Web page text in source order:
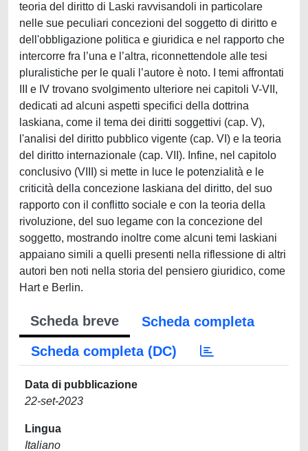
teoria del diritto di Laski ravvisandoli in particolare
nelle sue peculiari concezioni del soggetto di diritto e
dell'obbligazione politica e giuridica e nel rapporto che
intercorre fra l’una e l’altra, riconnettendole alle tesi
pluralistiche per le quali l’autore è noto. I temi affrontati
III e IV trovano svolgimento ulteriore nei capitoli V-VII,
dedicati ad alcuni aspetti specifici della dottrina
laskiana, come il tema dei diritti soggettivi (cap. V),
l'analisi del diritto pubblico vigente (cap. VI) e la teoria
del diritto internazionale (cap. VII). Infine, nel capitolo
conclusivo (VIII) si mette in luce le potenzialità e le
criticità della concezione laskiana del diritto, del suo
rapporto con il conflitto sociale e con la teoria della
rivoluzione, del suo legame con la concezione del
soggetto, mostrando inoltre come alcuni temi laskiani
appaiano simili a quelli presenti nella riflessione di altri
autori ben noti nella storia del pensiero giuridico, come
Hart e Berlin.
Scheda breve
Scheda completa
Scheda completa (DC)
Data di pubblicazione
22-set-2023
Lingua
Italiano